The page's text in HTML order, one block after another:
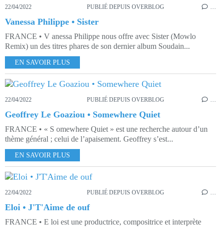
22/04/2022 PUBLIÉ DEPUIS OVERBLOG
Vanessa Philippe • Sister
FRANCE • V anessa Philippe nous offre avec Sister (Mowlo
Remix) un des titres phares de son dernier album Soudain...
EN SAVOIR PLUS
22/04/2022 PUBLIÉ DEPUIS OVERBLOG …
Geoffrey Le Goaziou • Somewhere Quiet
FRANCE • « S omewhere Quiet » est une recherche autour d’un
thème général ; celui de l’apaisement. Geoffrey s’est...
EN SAVOIR PLUS
22/04/2022 PUBLIÉ DEPUIS OVERBLOG …
Eloi • J'T'Aime de ouf
FRANCE • E loi est une productrice, compositrice et interprète